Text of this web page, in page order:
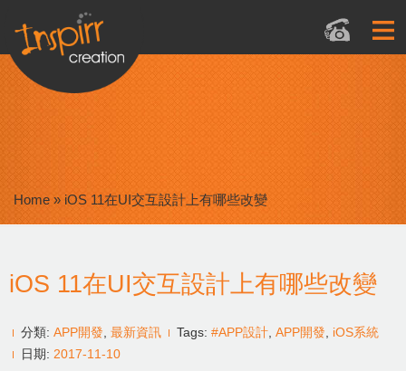
Home » iOS 11在UI交互設計上有哪些改變
iOS 11在UI交互設計上有哪些改變
分類: APP開發 最新資訊 Tags: #APP設計 APP開發
iOS系統
日期: 2017-11-10